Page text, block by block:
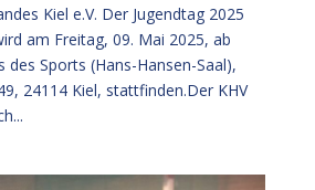
Kiel e.V. Der Jugendtag 2025
am Freitag, 09. Mai 2025, ab
des Sports (Hans-Hansen-Saal),
24114 Kiel, stattfinden.Der KHV